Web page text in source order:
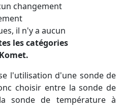
changement
il n'y a aucun
les catégories
l'utilisation d'une sonde de
choisir entre la sonde de
sonde de température à